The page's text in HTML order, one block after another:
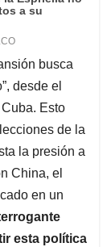
busca
desde el
Esto
de la
la presión a
China, el
en un
esta política